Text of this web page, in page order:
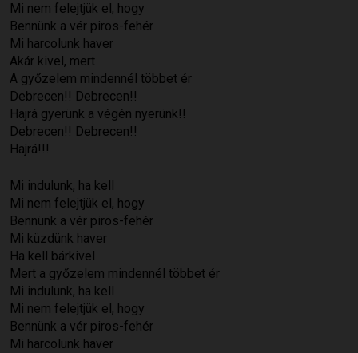
Mi nem felejtjük el, hogy
Bennünk a vér piros-fehér
Mi harcolunk haver
Akár kivel, mert
A győzelem mindennél többet ér
Debrecen!! Debrecen!!
Hajrá gyerünk a végén nyerünk!!
Debrecen!! Debrecen!!
Hajrá!!!
Mi indulunk, ha kell
Mi nem felejtjük el, hogy
Bennünk a vér piros-fehér
Mi küzdünk haver
Ha kell bárkivel
Mert a győzelem mindennél többet ér
Mi indulunk, ha kell
Mi nem felejtjük el, hogy
Bennünk a vér piros-fehér
Mi harcolunk haver